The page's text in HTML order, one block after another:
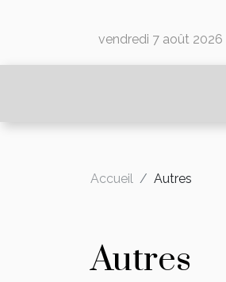
vendredi 7 août 2026
Accueil Autres
Autres